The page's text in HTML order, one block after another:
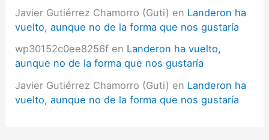
Javier Gutiérrez Chamorro (Guti) en Landeron ha
vuelto, aunque no de la forma que nos gustaría
wp30152c0ee8256f en Landeron ha vuelto,
aunque no de la forma que nos gustaría
Javier Gutiérrez Chamorro (Guti) en Landeron ha
vuelto, aunque no de la forma que nos gustaría